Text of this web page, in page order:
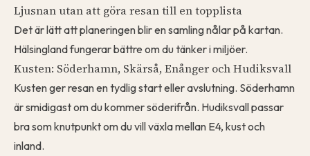
Ljusnan utan att göra resan till en topplista
Det är lätt att planeringen blir en samling nålar på kartan.
Hälsingland fungerar bättre om du tänker i miljöer.
Kusten: Söderhamn, Skärså, Enånger och Hudiksvall
Kusten ger resan en tydlig start eller avslutning. Söderhamn
är smidigast om du kommer söderifrån. Hudiksvall passar
bra som knutpunkt om du vill växla mellan E4, kust och
inland.